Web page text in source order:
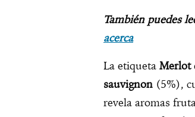
También puedes
acerca
La etiqueta Merlot
sauvignon (5%),
revela aromas